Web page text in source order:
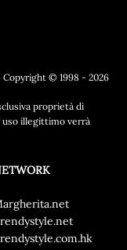
© 1998 - 2026
proprietà di
illegittimo verrà